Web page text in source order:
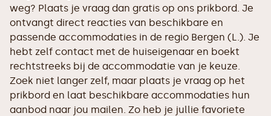
weg? Plaats je vraag dan gratis op ons prikbord. Je
ontvangt direct reacties van beschikbare en
passende accommodaties in de regio Bergen (L.). Je
hebt zelf contact met de huiseigenaar en boekt
rechtstreeks bij de accommodatie van je keuze.
Zoek niet langer zelf, maar plaats je vraag op het
prikbord en laat beschikbare accommodaties hun
aanbod naar jou mailen. Zo heb je jullie favoriete